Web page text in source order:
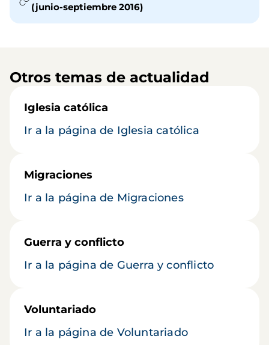
(junio-septiembre 2016)
Otros temas de actualidad
Iglesia católica
Ir a la página de Iglesia católica
Migraciones
Ir a la página de Migraciones
Guerra y conflicto
Ir a la página de Guerra y conflicto
Voluntariado
Ir a la página de Voluntariado